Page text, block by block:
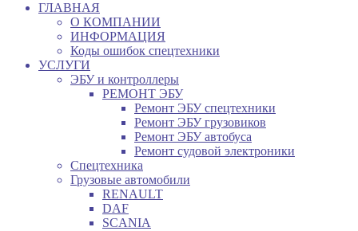
ГЛАВНАЯ
О КОМПАНИИ
ИНФОРМАЦИЯ
Коды ошибок спецтехники
УСЛУГИ
ЭБУ и контроллеры
РЕМОНТ ЭБУ
Ремонт ЭБУ спецтехники
Ремонт ЭБУ грузовиков
Ремонт ЭБУ автобуса
Ремонт судовой электроники
Спецтехника
Грузовые автомобили
RENAULT
DAF
SCANIA